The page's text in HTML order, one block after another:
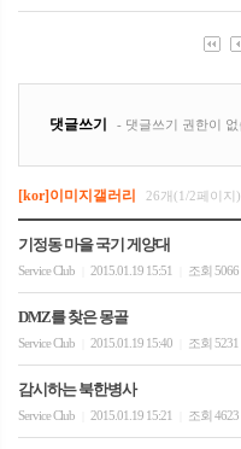
[kor]이미지갤러리 26개(1/2페이지)
기정동 마을 국기 게양대
Service Club 2015.01.19 15:51 조회 5066
DMZ를 찾은 몽골
Service Club 2015.01.19 15:40 조회 5231
감시하는 북한병사
Service Club 2015.01.19 15:21 조회 4623